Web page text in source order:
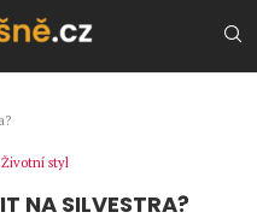
Životní styl
NA SILVESTRA?